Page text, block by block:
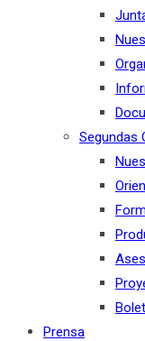
Segundas
Prensa